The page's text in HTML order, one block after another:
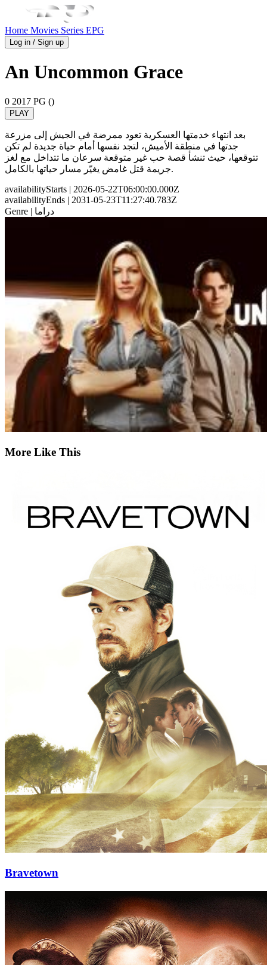
Home Movies Series EPG
Log in / Sign up
⁠An Uncommon Grace
0 2017 PG ()
PLAY
بعد انتهاء خدمتها العسكرية تعود ممرضة في الجيش إلى مزرعة
جدتها في منطقة الأميش، لتجد نفسها أمام حياة جديدة لم تكن
تتوقعها، حيث تنشأ قصة حب غير متوقعة سرعان ما تتداخل مع لغز
جريمة قتل غامض يغيّر مسار حياتها بالكامل.
availabilityStarts | 2026-05-22T06:00:00.000Z
availabilityEnds | 2031-05-23T11:27:40.783Z
Genre
| دراما
More Like This
Bravetown